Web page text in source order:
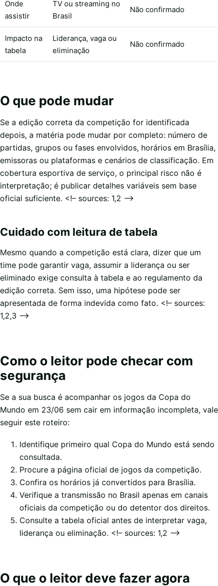
Onde
assistir
TV ou streaming no
Brasil
Não confirmado
Impacto na
tabela
Liderança, vaga ou
eliminação
Não confirmado
O que pode mudar
Se a edição correta da competição for identificada
depois, a matéria pode mudar por completo: número de
partidas, grupos ou fases envolvidos, horários em Brasília,
emissoras ou plataformas e cenários de classificação. Em
cobertura esportiva de serviço, o principal risco não é
interpretação; é publicar detalhes variáveis sem base
oficial suficiente. <!– sources: 1,2 –>
Cuidado com leitura de tabela
Mesmo quando a competição está clara, dizer que um
time pode garantir vaga, assumir a liderança ou ser
eliminado exige consulta à tabela e ao regulamento da
edição correta. Sem isso, uma hipótese pode ser
apresentada de forma indevida como fato. <!– sources:
1,2,3 –>
Como o leitor pode checar com
segurança
Se a sua busca é acompanhar os jogos da Copa do
Mundo em 23/06 sem cair em informação incompleta, vale
seguir este roteiro:
Identifique primeiro qual Copa do Mundo está sendo
consultada.
Procure a página oficial de jogos da competição.
Confira os horários já convertidos para Brasília.
Verifique a transmissão no Brasil apenas em canais
oficiais da competição ou do detentor dos direitos.
Consulte a tabela oficial antes de interpretar vaga,
liderança ou eliminação. <!– sources: 1,2 –>
O que o leitor deve fazer agora